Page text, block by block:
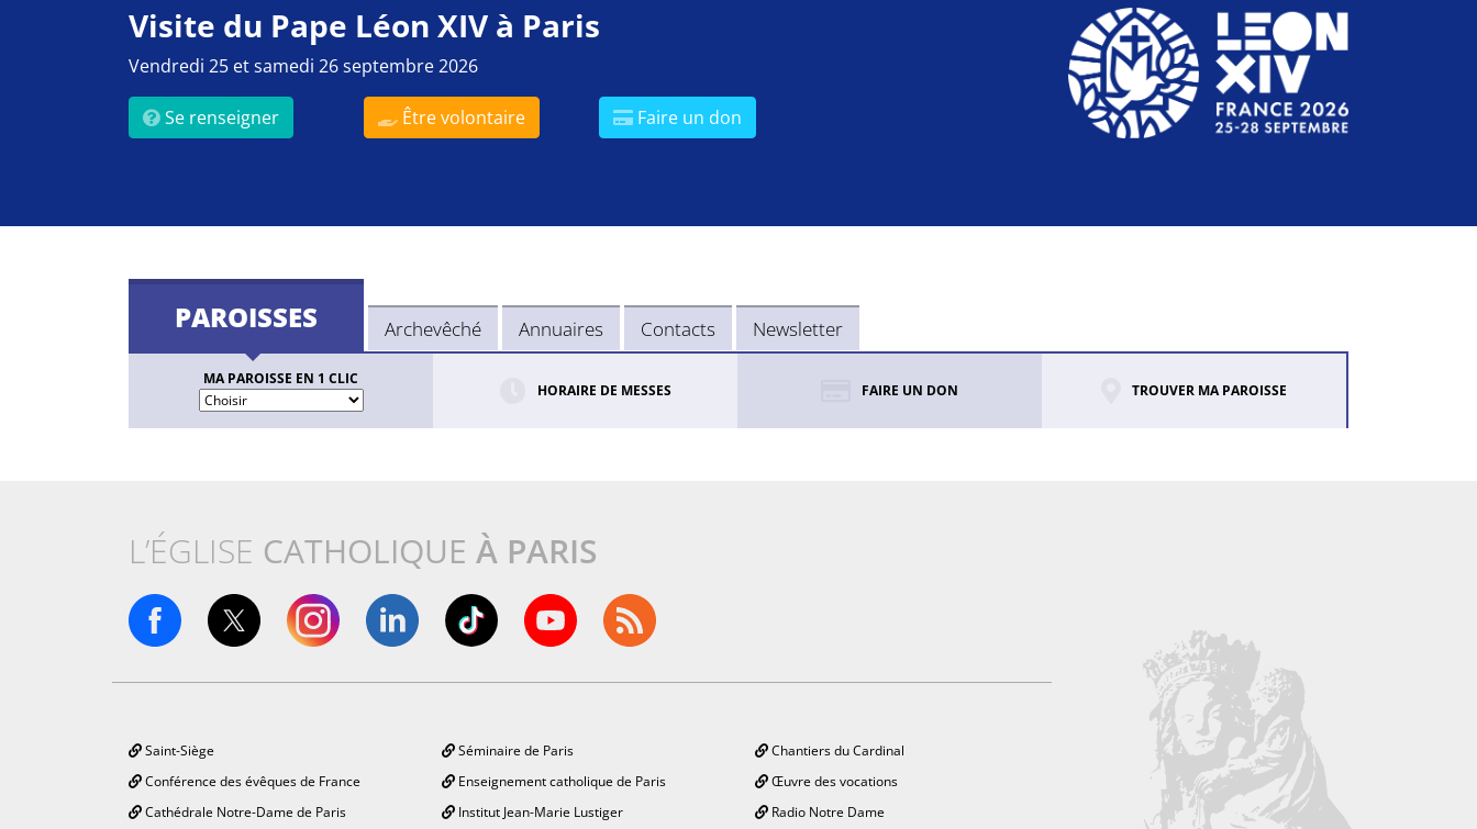
Visite du Pape Léon XIV à Paris
Vendredi 25 et samedi 26 septembre 2026
Se renseigner Être volontaire Faire un don
PAROISSES Archevêché Annuaires Contacts Newsletter
MA PAROISSE EN 1 CLIC
HORAIRE DE MESSES FAIRE UN DON TROUVER MA PAROISSE
L’ÉGLISE CATHOLIQUE À PARIS
Saint-Siège
Conférence des évêques de France
Cathédrale Notre-Dame de Paris
Séminaire de Paris
Enseignement catholique de Paris
Institut Jean-Marie Lustiger
Chantiers du Cardinal
Œuvre des vocations
Radio Notre Dame